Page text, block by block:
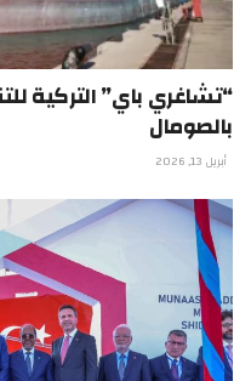
بالصومال
أبريل 13, 2026